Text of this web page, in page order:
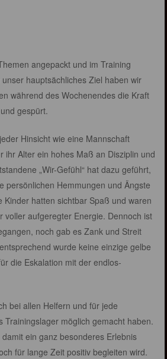
angepackt und im Training
hauptsächliches Ziel haben wir
während des Wochenendes die Kraft
gespürt.
Hinsicht wie eine Mannschaft
ihr Alter ein hohes Maß an Disziplin und
„Wir-Gefühl“ hat dazu geführt,
persönlichen Hemmungen und Ängste
Kinder hatten sichtbar Spaß und waren
voller aufgeregter Energie. Dennoch ist
noch gab es Zank und Streit
wurde keine einzige gelbe
die Eskalation mit der endlos-
bei allen Helfern und für jede
Trainingslager möglich gemacht haben.
ein ganz besonderes Erlebnis
für lange Zeit positiv begleiten wird.